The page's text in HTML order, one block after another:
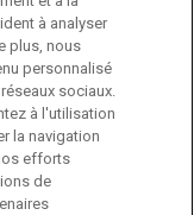
à analyser
plus, nous
personnalisé
sociaux.
à l'utilisation
la navigation
efforts
de